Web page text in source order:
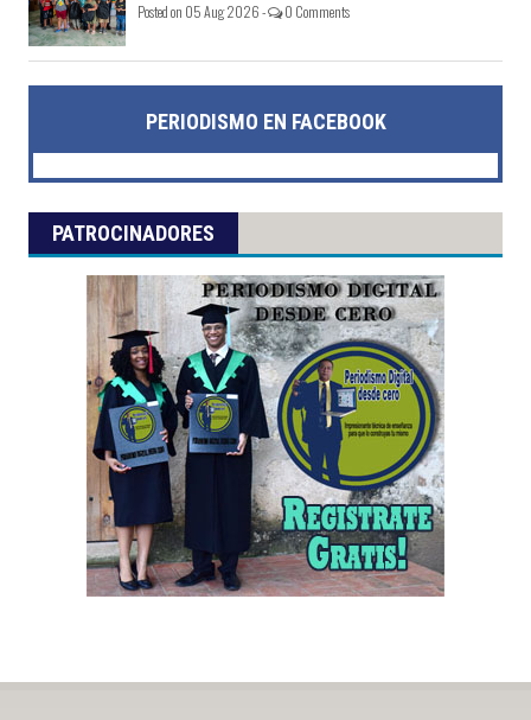
Posted on 05 Aug 2026 - 0 Comments
PERIODISMO EN FACEBOOK
PATROCINADORES